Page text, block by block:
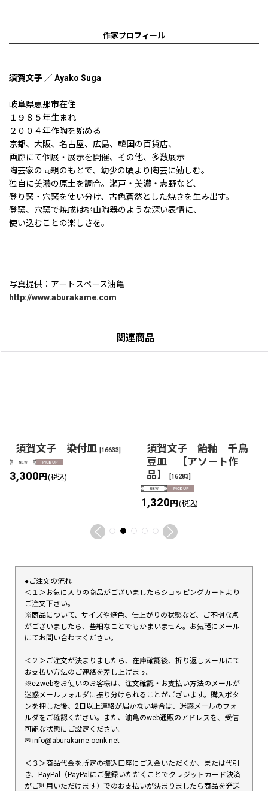
作家プロフィール
須賀文子 ／ Ayako Suga
岐阜県恵那市在住
１９８５年生まれ
２００４年作陶を始める
京都、大阪、名古屋、広島、韓国の百貨店、
画廊にて個展・展示を開催、その他、多数展示
陶芸家の両親のもとで、幼少の頃より陶芸に勤しむ。
独自に美濃の原土を調合。瀬戸・美濃・志野など、
登り窯・穴窯を使い分け、古色蒼然とした焼きを生み出す。
登窯、穴窯で焼成は桃山陶器のような深い表情に、
使い込むことの楽しさを。
写真提供：アートスペース油亀
http://www.aburakame.com
関連商品
須賀文子 染付皿 [16633]
3,300円 (税込)
須賀文子 飴釉 千鳥
豆皿 【アソート作
品】
[16283]
1,320円 (税込)
●ご注文の流れ
＜１＞お気に入りの商品がございましたらショッピングカートより
ご注文下さい。
※商品について、サイズや焼色、仕上がりの状態など、ご不明な点
がございましたら、些細なことでもかまいません。お気軽にメール
にてお問い合わせください。
＜２＞ご注文が決まりましたら、在庫確認後、折り返しメールにて
お支払い方法のご連絡を差し上げます。
※ezwebをお使いのお客様は、注文確認・お支払い方法のメールが
迷惑メールフォルダに振り分けられることがございます。購入ボタ
ンを押した後、2日以上連絡が届かない場合は、迷惑メールのフォ
ルダをご確認ください。また、油亀のweb通販のアドレスを、受信
可能な状態にご設定ください。
✉︎ info@aburakame.ocnk.net
＜３＞商品代金を所定の振込口座にご入金いただくか、または代引
き、PayPal（PayPalにご登録いただくことでクレジットカード決済
がご利用いただけます）でのお支払いが決まりましたら商品を発送